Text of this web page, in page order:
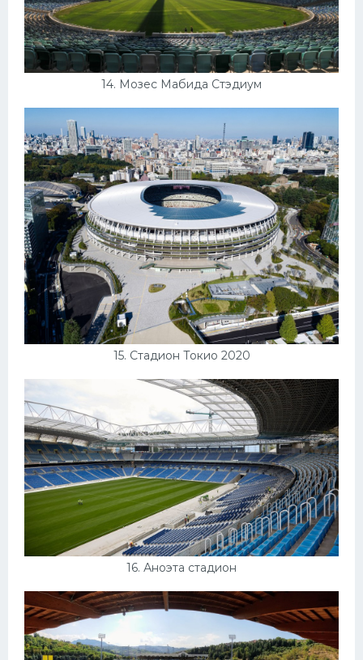
14. Мозес Мабида Стэдиум
15. Стадион Токио 2020
16. Аноэта стадион